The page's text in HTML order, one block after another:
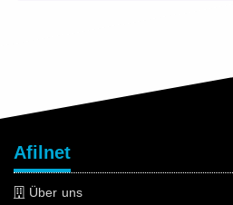
Afilnet
Über uns